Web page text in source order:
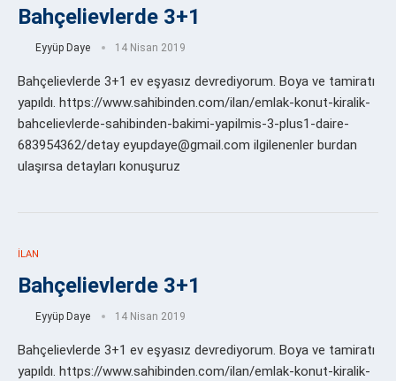
Bahçelievlerde 3+1
Eyyüp Daye 14 Nisan 2019
Bahçelievlerde 3+1 ev eşyasız devrediyorum. Boya ve tamiratı
yapıldı. https://www.sahibinden.com/ilan/emlak-konut-kiralik-
bahcelievlerde-sahibinden-bakimi-yapilmis-3-plus1-daire-
683954362/detay eyupdaye@gmail.com ilgilenenler burdan
ulaşırsa detayları konuşuruz
İLAN
Bahçelievlerde 3+1
Eyyüp Daye 14 Nisan 2019
Bahçelievlerde 3+1 ev eşyasız devrediyorum. Boya ve tamiratı
yapıldı. https://www.sahibinden.com/ilan/emlak-konut-kiralik-